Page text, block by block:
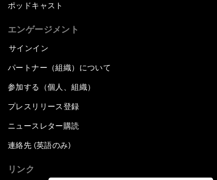
ポッドキャスト
エンゲージメント
サインイン
パートナー（組織）について
参加する（個人、組織）
プレスリリース登録
ニュースレター購読
連絡先 (英語のみ)
リンク